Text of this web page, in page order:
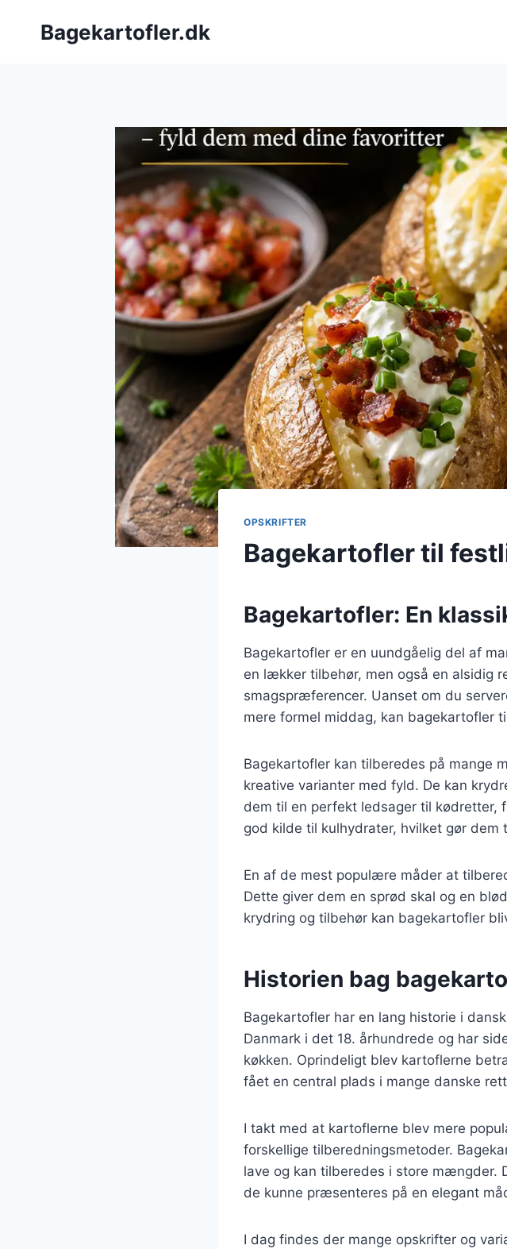
Bagekartofler.dk
OPSKRIFTER
Bagekartofler til
Bagekartofler: En
Bagekartofler er en uundgåelig del af
en lækker tilbehør, men også en alsidig
smagspræferencer. Uanset om du
mere formel middag, kan bagekartofler
Bagekartofler kan tilberedes på mange
kreative varianter med fyld. De kan
dem til en perfekt ledsager til kødretter,
god kilde til kulhydrater, hvilket gør
En af de mest populære måder at
Dette giver dem en sprød skal og en
krydring og tilbehør kan bagekartofler
Historien bag
Bagekartofler har en lang historie i
Danmark i det 18. århundrede og har
køkken. Oprindeligt blev kartoflerne
fået en central plads i mange danske
I takt med at kartoflerne blev mere
forskellige tilberedningsmetoder.
lave og kan tilberedes i store mængder.
de kunne præsenteres på en elegant
I dag findes der mange opskrifter og